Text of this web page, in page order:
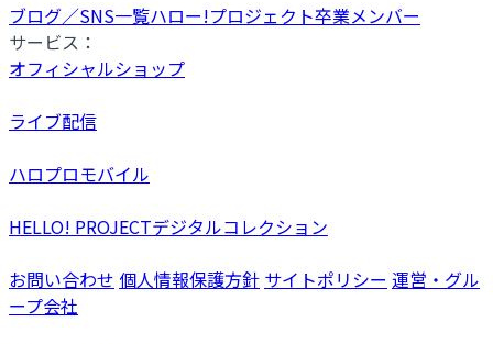
ブログ／SNS一覧ハロー!プロジェクト卒業メンバー
サービス：
オフィシャルショップ
ライブ配信
ハロプロモバイル
HELLO! PROJECTデジタルコレクション
お問い合わせ 個人情報保護方針 サイトポリシー 運営・グル
ープ会社